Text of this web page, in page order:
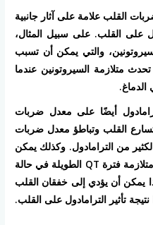
القلب علامة على آثار جانبية
على القلب. على سبيل المثال،
والتي يمكن أن تسبب
متلازمة السيروتونين عندما
أيضًا على معدل ضربات
القلب وتباطؤ معدل ضربات
من الترامادول. وكذلك يمكن
أن تحدث مشكلة قلبية أخرى تسمى متلازمة فترة QT الطويلة في حالة
يمكن أن يؤدي إلى خفقان القلب
تأثير الترامادول على القلب.